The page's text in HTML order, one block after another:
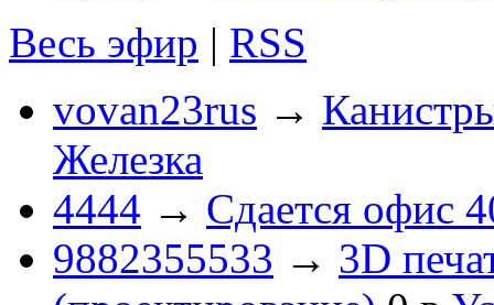
Весь эфир | RSS
vovan23rus →
Железка
4444 → Сдается офис
9882355533 → 3D